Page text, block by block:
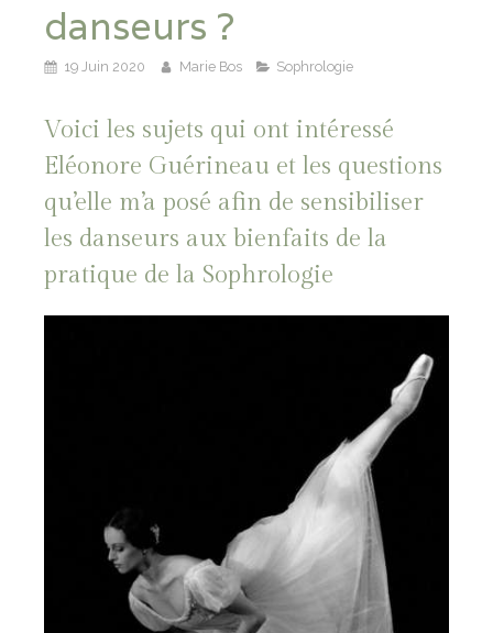
danseurs ?
19 Juin 2020 Marie Bos Sophrologie
Voici les sujets qui ont intéressé
Eléonore Guérineau et les questions
qu’elle m’a posé afin de sensibiliser
les danseurs aux bienfaits de la
pratique de la Sophrologie